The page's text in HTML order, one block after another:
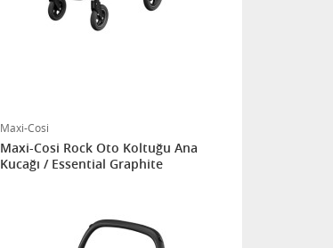
Maxi-Cosi
Maxi-Cosi Rock Oto Koltuğu Ana
Kucağı / Essential Graphite